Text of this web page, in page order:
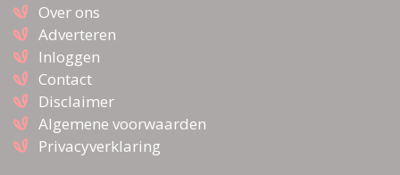
Over ons
Adverteren
Inloggen
Contact
Disclaimer
Algemene voorwaarden
Privacyverklaring